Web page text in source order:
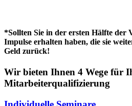
*Sollten Sie in der ersten Hälfte der
Impulse erhalten haben, die sie
Geld zurück!
Wir bieten Ihnen 4 Wege für
Mitarbeiterqualifizierung